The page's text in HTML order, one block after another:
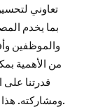
تعاوني
بما يخدم
والموظفين
من الأهمية
قدرتنا على
ومشاركته. هذا التزام سنواصل التمسك به.